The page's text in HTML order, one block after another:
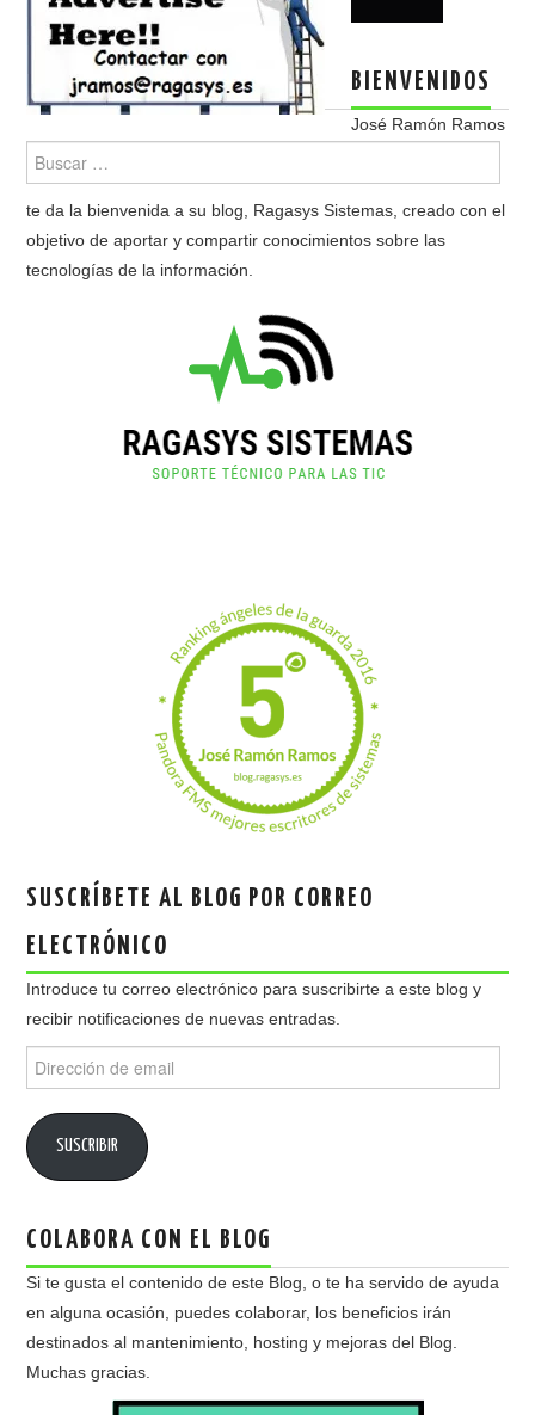
BIENVENIDOS
José Ramón Ramos
te da la bienvenida a su blog, Ragasys Sistemas, creado con el
objetivo de aportar y compartir conocimientos sobre las
tecnologías de la información.
SUSCRÍBETE AL BLOG POR CORREO
ELECTRÓNICO
Introduce tu correo electrónico para suscribirte a este blog y
recibir notificaciones de nuevas entradas.
de
SUSCRIBIR
COLABORA CON EL BLOG
Si te gusta el contenido de este Blog, o te ha servido de ayuda
en alguna ocasión, puedes colaborar, los beneficios irán
destinados al mantenimiento, hosting y mejoras del Blog.
Muchas gracias.